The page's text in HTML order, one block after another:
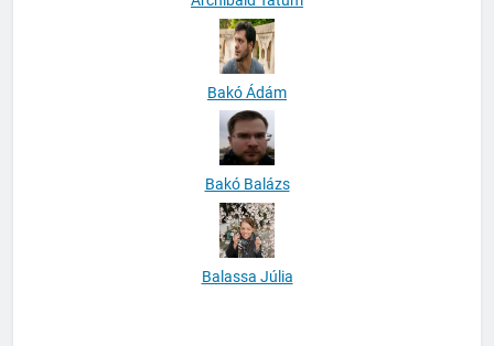
Archibald Tatum
Bakó Ádám
Bakó Balázs